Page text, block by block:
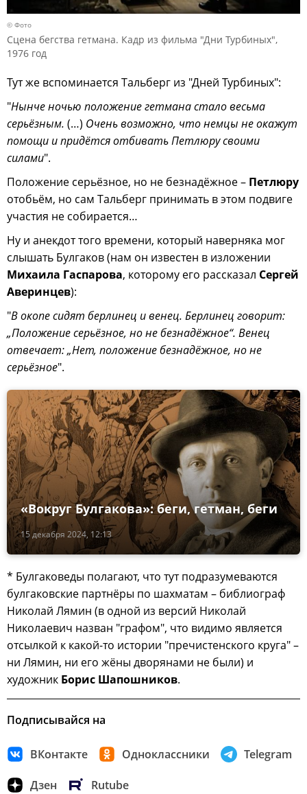
© Фото
Сцена бегства гетмана. Кадр из фильма "Дни Турбиных",
1976 год
Тут же вспоминается Тальберг из "Дней Турбиных":
"Нынче ночью положение гетмана стало весьма
серьёзным. (…) Очень возможно, что немцы не окажут
помощи и придётся отбивать Петлюру своими
силами".
Положение серьёзное, но не безнадёжное – Петлюру
отобьём, но сам Тальберг принимать в этом подвиге
участия не собирается…
Ну и анекдот того времени, который наверняка мог
слышать Булгаков (нам он известен в изложении
Михаила Гаспарова, которому его рассказал Сергей
Аверинцев):
"В окопе сидят берлинец и венец. Берлинец говорит:
„Положение серьёзное, но не безнадёжное“. Венец
отвечает: „Нет, положение безнадёжное, но не
серьёзное".
15 декабря 2024, 12:13
«Вокруг Булгакова»: беги, гетман, беги
* Булгаковеды полагают, что тут подразумеваются
булгаковские партнёры по шахматам – библиограф
Николай Лямин (в одной из версий Николай
Николаевич назван "графом", что видимо является
отсылкой к какой-то истории "пречистенского круга" –
ни Лямин, ни его жёны дворянами не были) и
художник Борис Шапошников.
Подписывайся на
ВКонтакте Одноклассники Telegram
Дзен Rutube